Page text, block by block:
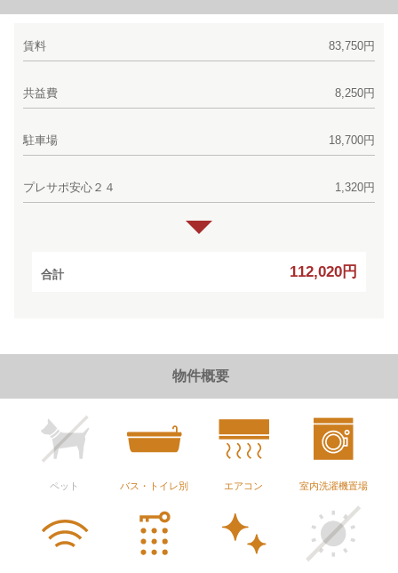
賃料 83,750円
共益費 8,250円
駐車場 18,700円
プレサポ安心２４ 1,320円
合計 112,020円
物件概要
ペット バス・トイレ別 エアコン 室内洗濯機置場